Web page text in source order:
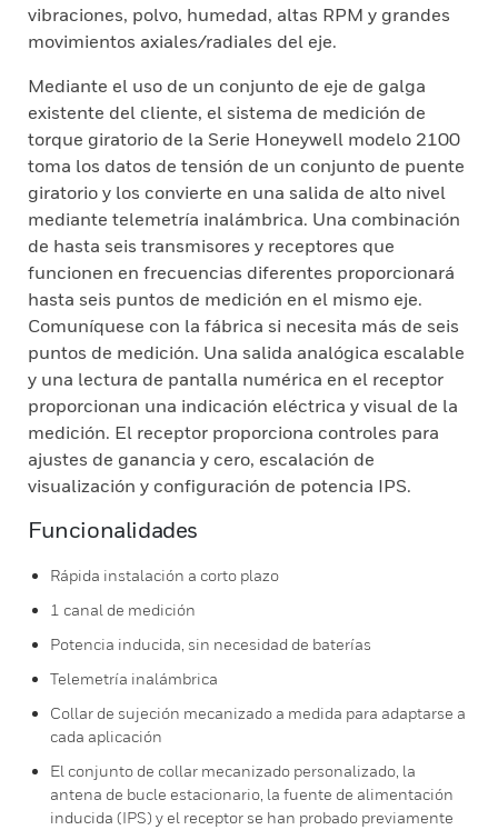
vibraciones, polvo, humedad, altas RPM y grandes
movimientos axiales/radiales del eje.
Mediante el uso de un conjunto de eje de galga
existente del cliente, el sistema de medición de
torque giratorio de la Serie Honeywell modelo 2100
toma los datos de tensión de un conjunto de puente
giratorio y los convierte en una salida de alto nivel
mediante telemetría inalámbrica. Una combinación
de hasta seis transmisores y receptores que
funcionen en frecuencias diferentes proporcionará
hasta seis puntos de medición en el mismo eje.
Comuníquese con la fábrica si necesita más de seis
puntos de medición. Una salida analógica escalable
y una lectura de pantalla numérica en el receptor
proporcionan una indicación eléctrica y visual de la
medición. El receptor proporciona controles para
ajustes de ganancia y cero, escalación de
visualización y configuración de potencia IPS.
Funcionalidades
Rápida instalación a corto plazo
1 canal de medición
Potencia inducida, sin necesidad de baterías
Telemetría inalámbrica
Collar de sujeción mecanizado a medida para adaptarse a
cada aplicación
El conjunto de collar mecanizado personalizado, la
antena de bucle estacionario, la fuente de alimentación
inducida (IPS) y el receptor se han probado previamente